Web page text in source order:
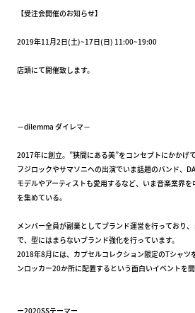
【受注会開催のお知らせ】
2019年11月2日(土)~17日(日) 11:00~19:00
店頭にて開催致します。
－dilemma ダイレマ－
2017年に創立。”狭間にある美”をコンセプトにかかげ
フジロックやサマソニへの出演でいま話題のバンド、
モデルやアーティストも愛用するなど、いま音楽業界
を集めている。
メンバー全員が副業としてブランド運営を行っており
で、型にはまらないブランド強化を行っています。
2018年8月には、カプセルコレクション限定のTシャツ
ンロッカー20か所に配置するという面白いイベントを
ー2020SSテーマー